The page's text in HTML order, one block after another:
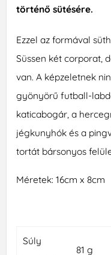
történő sütésére.
Ezzel az formával
Süssen két corporat,
van. A képzeletnek
gyönyörű futball-
katicabogár, a
jégkunyhók és a
tortát bársonyos
Méretek: 16cm x 8cm
Súly
81 g